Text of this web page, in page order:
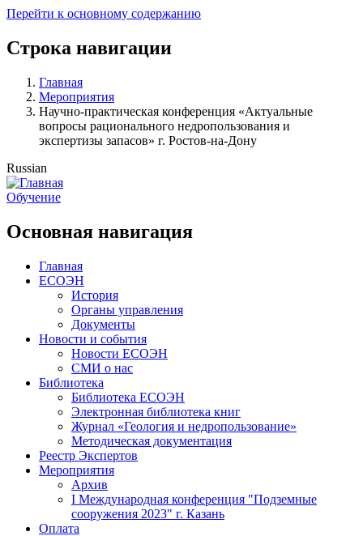
Перейти к основному содержанию
Строка навигации
Главная
Мероприятия
Научно-практическая конференция «Актуальные
вопросы рационального недропользования и
экспертизы запасов» г. Ростов-на-Дону
Russian
Обучение
Основная навигация
Главная
ЕСОЭН
История
Органы управления
Документы
Новости и события
Новости ЕСОЭН
СМИ о нас
Библиотека
Библиотека ЕСОЭН
Электронная библиотека книг
Журнал «Геология и недропользование»
Методическая документация
Реестр Экспертов
Мероприятия
Архив
I Международная конференция "Подземные
сооружения 2023" г. Казань
Оплата